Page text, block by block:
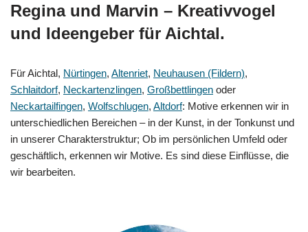
Regina und Marvin – Kreativvogel
und Ideengeber für Aichtal.
Für Aichtal, Nürtingen, Altenriet, Neuhausen (Fildern),
Schlaitdorf, Neckartenzlingen, Großbettlingen oder
Neckartailfingen, Wolfschlugen, Altdorf: Motive erkennen wir in
unterschiedlichen Bereichen – in der Kunst, in der Tonkunst und
in unserer Charakterstruktur; Ob im persönlichen Umfeld oder
geschäftlich, erkennen wir Motive. Es sind diese Einflüsse, die
wir bearbeiten.